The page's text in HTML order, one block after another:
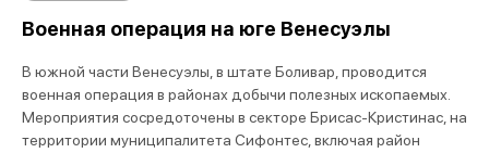
Военная операция на юге Венесуэлы
В южной части Венесуэлы, в штате Боливар, проводится
военная операция в районах добычи полезных ископаемых.
Мероприятия сосредоточены в секторе Брисас-Кристинас, на
территории муниципалитета Сифонтес, включая район